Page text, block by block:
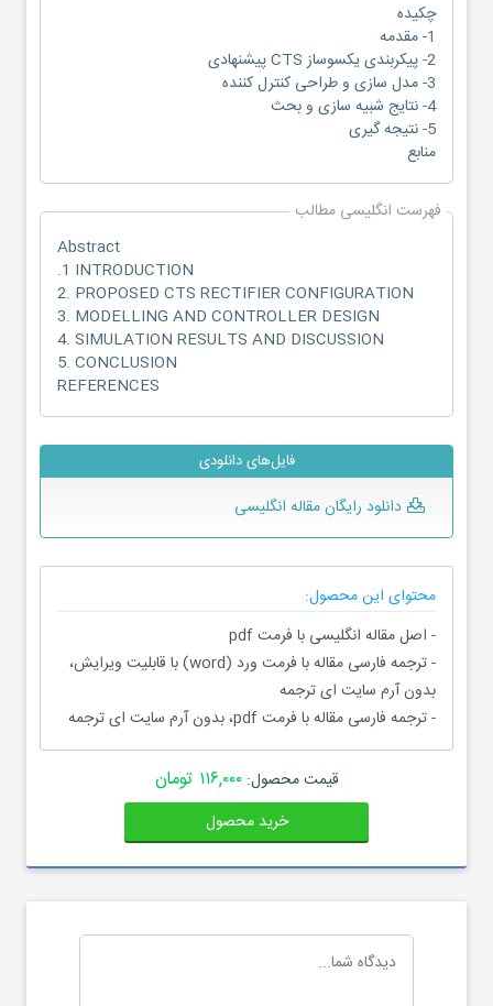
چکیده
1- مقدمه
2- پیکربندی یکسوساز CTS پیشنهادی
3- مدل سازی و طراحی کنترل کننده
4- نتایج شبیه سازی و بحث
5- نتیجه گیری
منابع
فهرست انگلیسی مطالب
Abstract
.1 INTRODUCTION
2. PROPOSED CTS RECTIFIER CONFIGURATION
3. MODELLING AND CONTROLLER DESIGN
4. SIMULATION RESULTS AND DISCUSSION
5. CONCLUSION
REFERENCES
فایل‌های دانلودی
دانلود رایگان مقاله انگلیسی
محتوای این محصول:
- اصل مقاله انگلیسی با فرمت pdf
- ترجمه فارسی مقاله با فرمت ورد (word) با قابلیت ویرایش،
بدون آرم سایت ای ترجمه
- ترجمه فارسی مقاله با فرمت pdf، بدون آرم سایت ای ترجمه
قیمت محصول:۱۱۶,۰۰۰ تومان
خرید محصول